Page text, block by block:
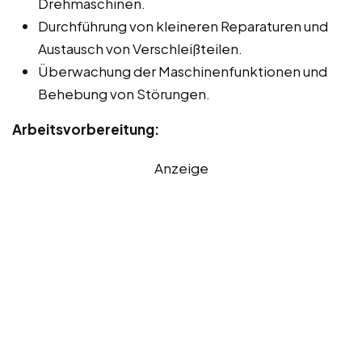
Durchführung von kleineren Reparaturen und
Austausch von Verschleißteilen.
Überwachung der Maschinenfunktionen und
Behebung von Störungen.
Arbeitsvorbereitung:
Anzeige